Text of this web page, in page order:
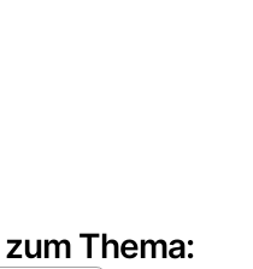
Thema: